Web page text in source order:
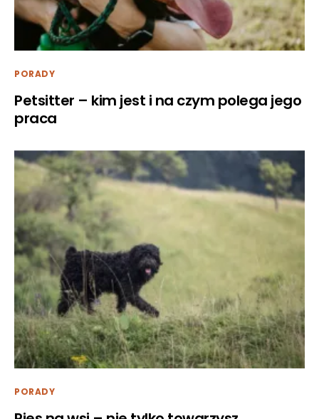
PORADY
Petsitter – kim jest i na czym polega jego
praca
PORADY